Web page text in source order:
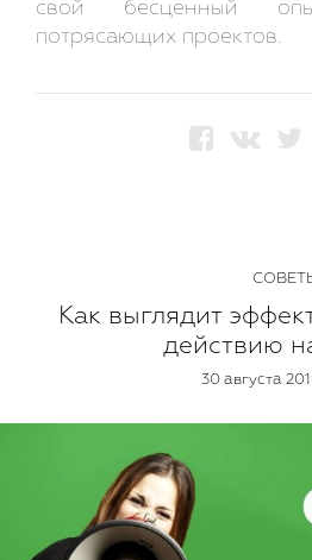
свой бесценный
потрясающих проектов.
Как выглядит
действию
30 августа